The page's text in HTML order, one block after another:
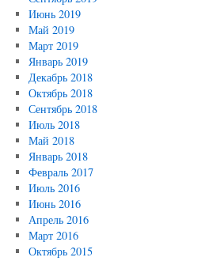
Июнь 2019
Май 2019
Март 2019
Январь 2019
Декабрь 2018
Октябрь 2018
Сентябрь 2018
Июль 2018
Май 2018
Январь 2018
Февраль 2017
Июль 2016
Июнь 2016
Апрель 2016
Март 2016
Октябрь 2015